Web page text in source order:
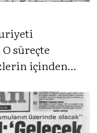
süreçte
içinden
kurulduğuna
ilan edildi.